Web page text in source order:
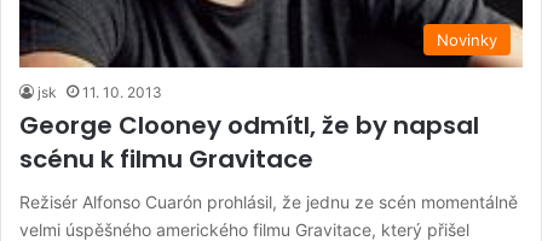
Novinky
jsk 11. 10. 2013
George Clooney odmítl, že by napsal
scénu k filmu Gravitace
Režisér Alfonso Cuarón prohlásil, že jednu ze scén momentálně
velmi úspěšného amerického filmu Gravitace, který přišel